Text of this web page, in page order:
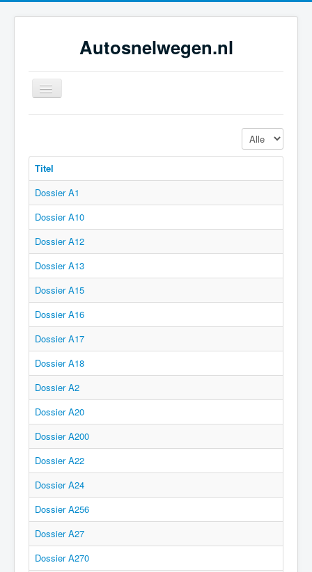
Autosnelwegen.nl
Toggle
Navigation
Netwerkontwikkeling
Dossiers
Tijdsbeelden
Foto-galerie
Toon #
Titel
Dossier A1
Dossier A10
Dossier A12
Dossier A13
Dossier A15
Dossier A16
Dossier A17
Dossier A18
Dossier A2
Dossier A20
Dossier A200
Dossier A22
Dossier A24
Dossier A256
Dossier A27
Dossier A270